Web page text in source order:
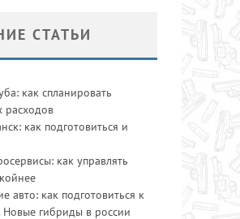
СТАТЬИ
как спланировать
расходов
как подготовиться и
как управлять
авто: как подготовиться к
Новые гибриды в россии